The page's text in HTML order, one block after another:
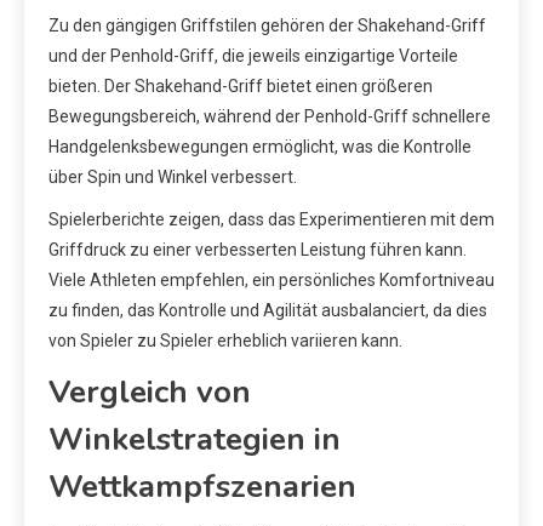
Zu den gängigen Griffstilen gehören der Shakehand-Griff
und der Penhold-Griff, die jeweils einzigartige Vorteile
bieten. Der Shakehand-Griff bietet einen größeren
Bewegungsbereich, während der Penhold-Griff schnellere
Handgelenksbewegungen ermöglicht, was die Kontrolle
über Spin und Winkel verbessert.
Spielerberichte zeigen, dass das Experimentieren mit dem
Griffdruck zu einer verbesserten Leistung führen kann.
Viele Athleten empfehlen, ein persönliches Komfortniveau
zu finden, das Kontrolle und Agilität ausbalanciert, da dies
von Spieler zu Spieler erheblich variieren kann.
Vergleich von
Winkelstrategien in
Wettkampfszenarien